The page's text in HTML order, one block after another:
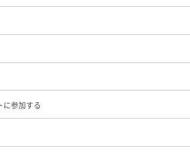
に参加する